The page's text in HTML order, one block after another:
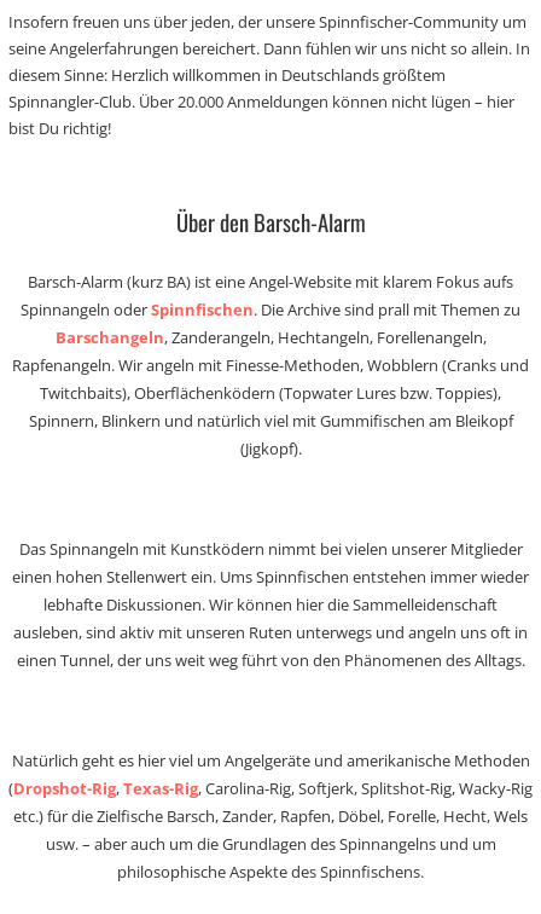
Insofern freuen uns über jeden, der unsere Spinnfischer-Community um
seine Angelerfahrungen bereichert. Dann fühlen wir uns nicht so allein. In
diesem Sinne: Herzlich willkommen in Deutschlands größtem
Spinnangler-Club. Über 20.000 Anmeldungen können nicht lügen – hier
bist Du richtig!
Über den Barsch-Alarm
Barsch-Alarm (kurz BA) ist eine Angel-Website mit klarem Fokus aufs
Spinnangeln oderSpinnfischen. Die Archive sind prall mit Themen zu
Barschangeln, Zanderangeln, Hechtangeln, Forellenangeln,
Rapfenangeln. Wir angeln mit Finesse-Methoden, Wobblern (Cranks und
Twitchbaits), Oberflächenködern (Topwater Lures bzw. Toppies),
Spinnern, Blinkern und natürlich viel mit Gummifischen am Bleikopf
(Jigkopf).
Das Spinnangeln mit Kunstködern nimmt bei vielen unserer Mitglieder
einen hohen Stellenwert ein. Ums Spinnfischen entstehen immer wieder
lebhafte Diskussionen. Wir können hier die Sammelleidenschaft
ausleben, sind aktiv mit unseren Ruten unterwegs und angeln uns oft in
einen Tunnel, der uns weit weg führt von den Phänomenen des Alltags.
Natürlich geht es hier viel um Angelgeräte und amerikanische Methoden
(Dropshot-Rig,Texas-Rig, Carolina-Rig, Softjerk, Splitshot-Rig, Wacky-Rig
etc.) für die Zielfische Barsch, Zander, Rapfen, Döbel, Forelle, Hecht, Wels
usw. – aber auch um die Grundlagen des Spinnangelns und um
philosophische Aspekte des Spinnfischens.